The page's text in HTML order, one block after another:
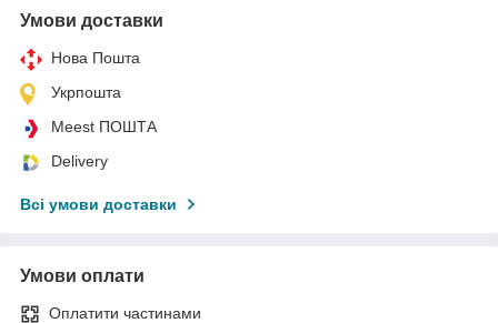
Умови доставки
Нова Пошта
Укрпошта
Meest ПОШТА
Delivery
Всі умови доставки
Умови оплати
Оплатити частинами